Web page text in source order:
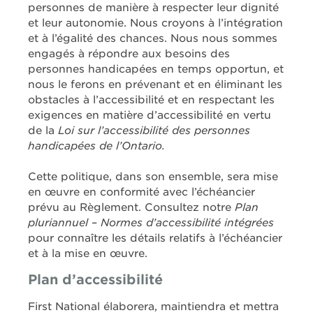
personnes de manière à respecter leur dignité
et leur autonomie. Nous croyons à l’intégration
et à l’égalité des chances. Nous nous sommes
engagés à répondre aux besoins des
personnes handicapées en temps opportun, et
nous le ferons en prévenant et en éliminant les
obstacles à l’accessibilité et en respectant les
exigences en matière d’accessibilité en vertu
de la Loi sur l’accessibilité des personnes
handicapées de l’Ontario.
Cette politique, dans son ensemble, sera mise
en œuvre en conformité avec l’échéancier
prévu au Règlement. Consultez notre Plan
pluriannuel– Normes d’accessibilité intégrées
pour connaître les détails relatifs à l’échéancier
et à la mise en œuvre.
Plan d’accessibilité
First National élaborera, maintiendra et mettra